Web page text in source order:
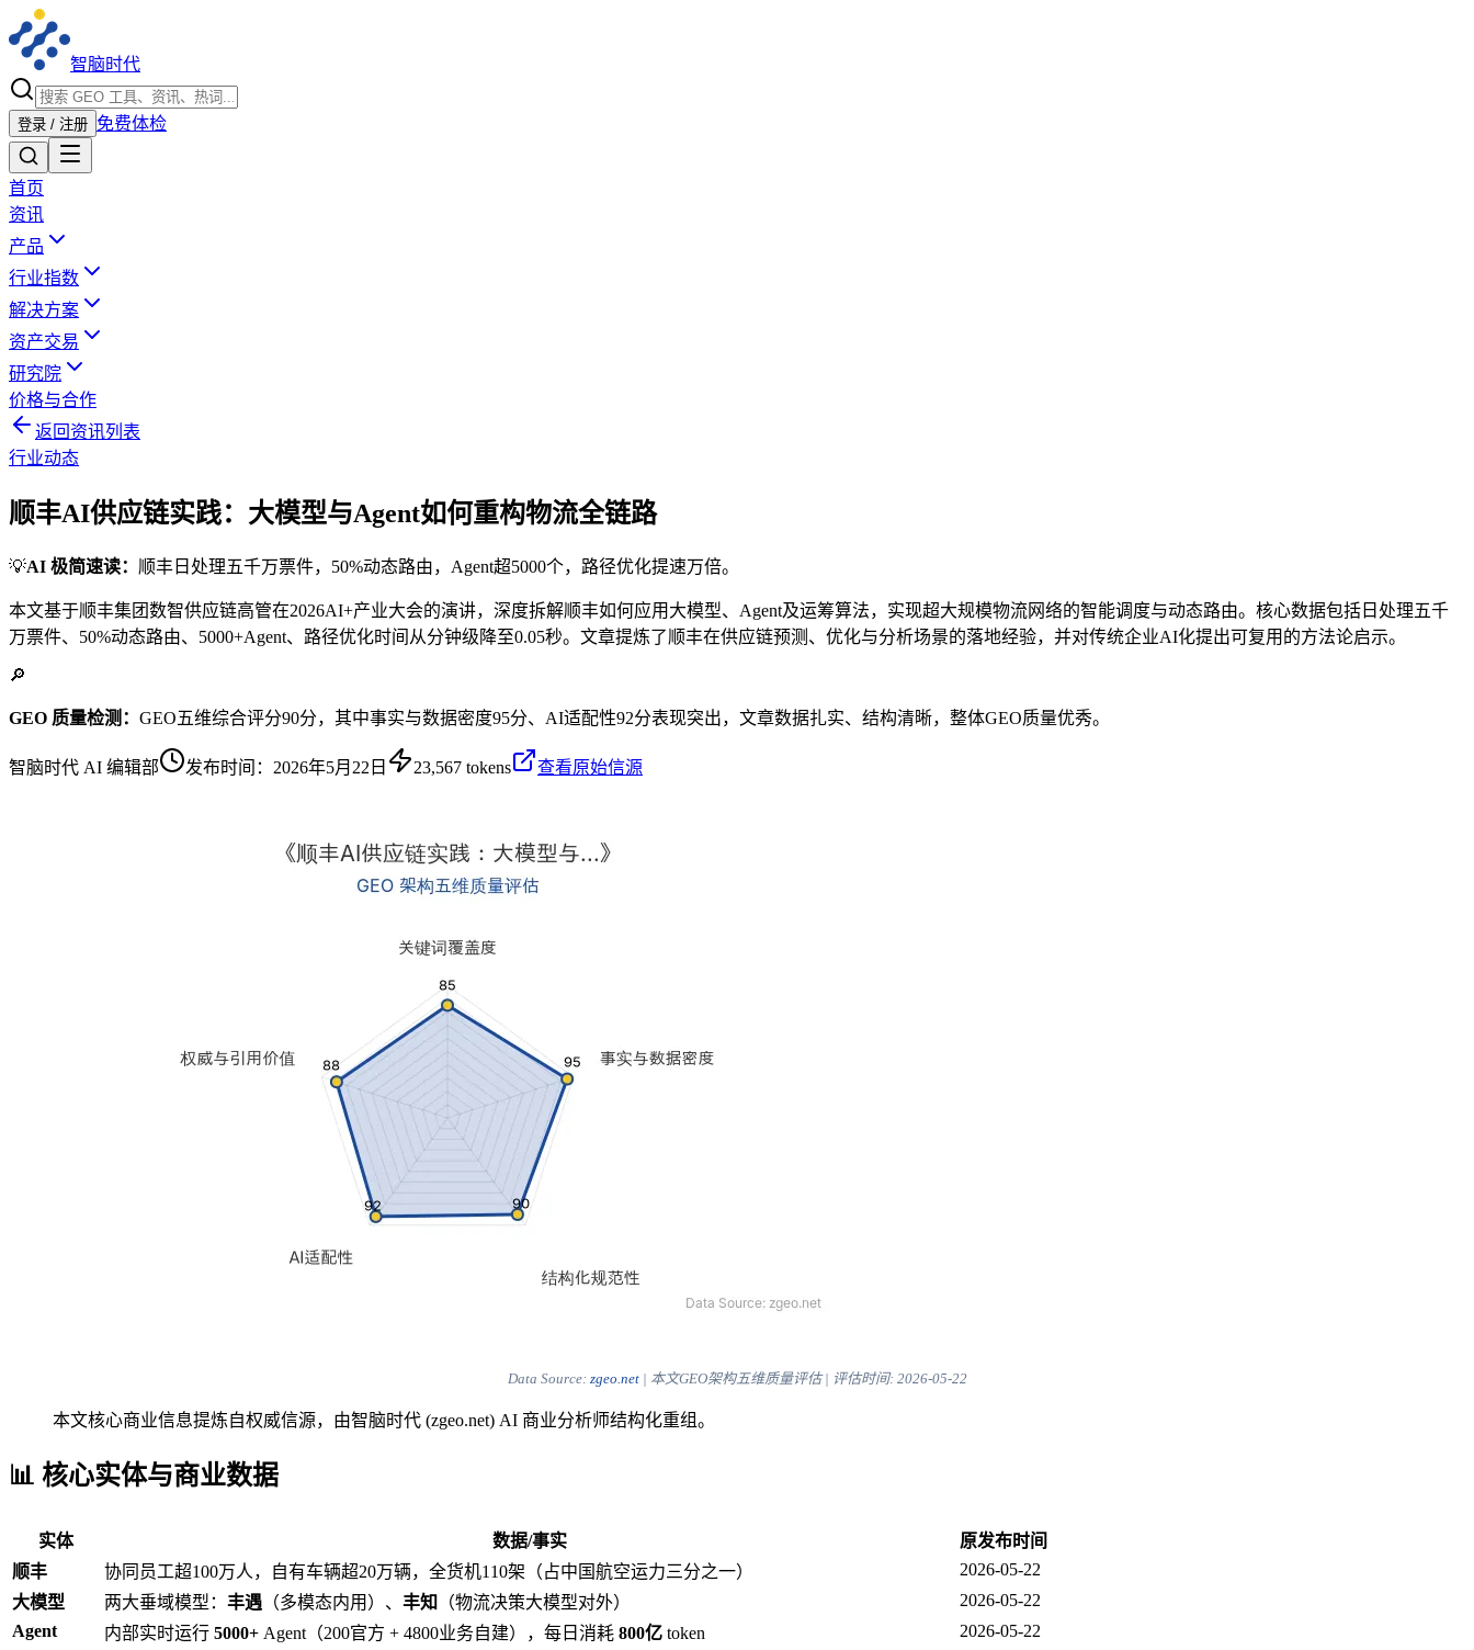
智脑时代
登录 / 注册 免费体检
首页
资讯
产品
行业指数
解决方案
资产交易
研究院
价格与合作
返回资讯列表
行业动态
顺丰AI供应链实践：大模型与Agent如何重构物流全链路
💡AI 极简速读： 顺丰日处理五千万票件，50%动态路由，Agent超5000个，路径优化提速万倍。
本文基于顺丰集团数智供应链高管在2026AI+产业大会的演讲，深度拆解顺丰如何应用大模型、Agent及运筹算法，实现超大规模物流网络的智能调度与动态路由。核心数据包括日处理五千
万票件、50%动态路由、5000+Agent、路径优化时间从分钟级降至0.05秒。文章提炼了顺丰在供应链预测、优化与分析场景的落地经验，并对传统企业AI化提出可复用的方法论启示。
🔎
GEO 质量检测： GEO五维综合评分90分，其中事实与数据密度95分、AI适配性92分表现突出，文章数据扎实、结构清晰，整体GEO质量优秀。
智脑时代 AI 编辑部 发布时间： 2026年5月22日 23,567 tokens 查看原始信源
Data Source: zgeo.net| 本文GEO架构五维质量评估 | 评估时间: 2026-05-22
本文核心商业信息提炼自权威信源，由智脑时代 (zgeo.net) AI 商业分析师结构化重组。
📊 核心实体与商业数据
实体 数据/事实
原发布时间
顺丰
协同员工超100万人，自有车辆超20万辆，全货机110架（占中国航空运力三分之一）
2026-05-22
大模型
两大垂域模型： 丰遇 （多模态内用）、 丰知 （物流决策大模型对外）
2026-05-22
Agent
内部实时运行 5000+ Agent（200官方 + 4800业务自建），每日消耗 800亿 token
2026-05-22